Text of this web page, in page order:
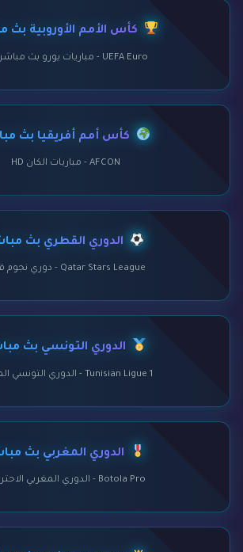
كأس الأمم الأوروبية بث
UEFA Euro - مباريات يورو بث مباشر HD
كأس أمم أفريقيا بث
AFCON - مباريات الكان HD
الدوري القطري بث
Qatar Stars League - دوري نجوم قطر
الدوري التونسي بث
Tunisian Ligue 1 - الدوري التونسي الممتاز
الدوري المغربي بث
Botola Pro - الدوري المغربي الاحترافي